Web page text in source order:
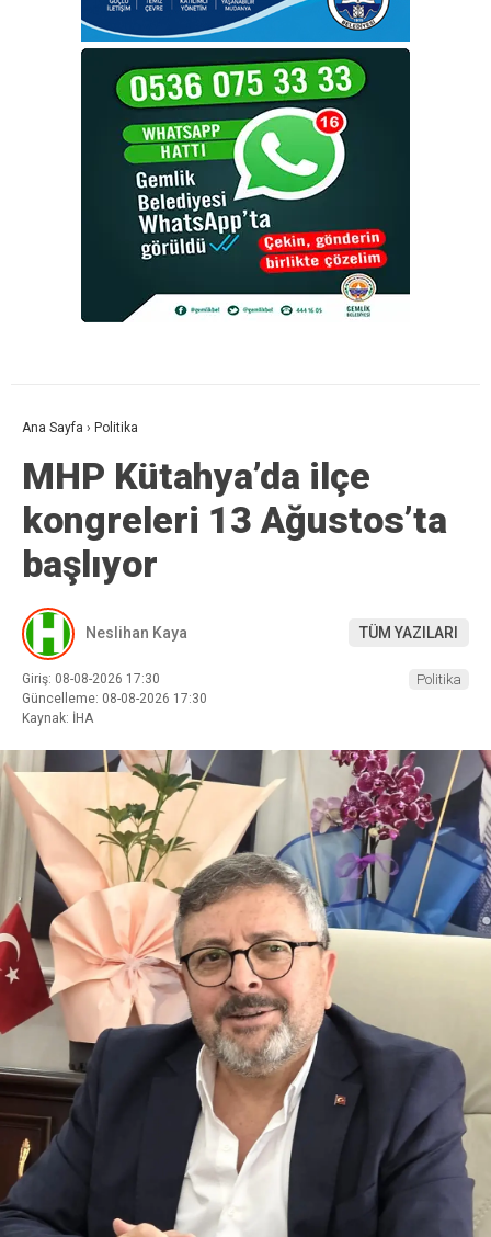
Ana Sayfa › Politika
MHP Kütahya’da ilçe
kongreleri 13 Ağustos’ta
başlıyor
Neslihan Kaya TÜM YAZILARI
Giriş: 08-08-2026 17:30
Güncelleme: 08-08-2026 17:30
Kaynak: İHA
Politika